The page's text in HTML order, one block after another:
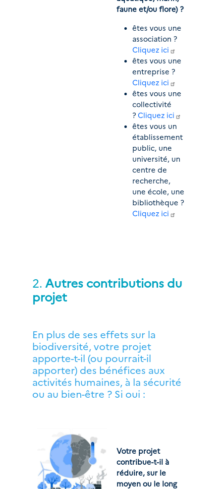
faune et/ou flore) ?
êtes vous une
association ?
Cliquez ici
êtes vous une
entreprise ?
Cliquez ici
êtes vous une
collectivité
? Cliquez ici
êtes vous un
établissement
public, une
université, un
centre de
recherche,
une école, une
bibliothèque ?
Cliquez ici
2. Autres contributions du
projet
En plus de ses effets sur la
biodiversité, votre projet
apporte-t-il (ou pourrait-il
apporter) des bénéfices aux
activités humaines, à la sécurité
ou au bien-être ? Si oui :
Votre projet
contribue-t-il à
réduire, sur le
moyen ou le long